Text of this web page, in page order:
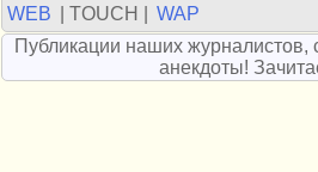
WEB
| TOUCH |
WAP
Публикации наших журналистов,
анекдоты!